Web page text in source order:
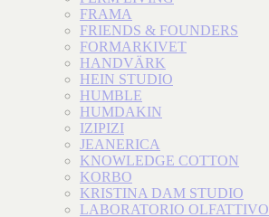
FRAMA
FRIENDS & FOUNDERS
FORMARKIVET
HANDVÄRK
HEIN STUDIO
HUMBLE
HUMDAKIN
IZIPIZI
JEANERICA
KNOWLEDGE COTTON
KORBO
KRISTINA DAM STUDIO
LABORATORIO OLFATTIVO